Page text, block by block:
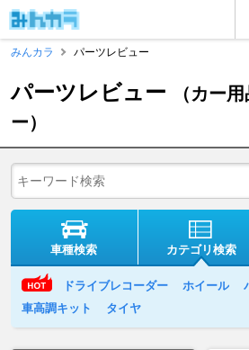
みんカラ
パーツレビュー
パーツレビュー
（カー
ー）
車種検索 カテゴリ検索
ドライブレコーダー ホイール
車高調キット
タイヤ